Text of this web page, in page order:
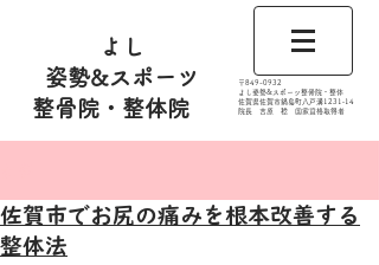
よし
姿勢&スポーツ
整骨院・整体院
​〒849-0932
よし姿勢&スポーツ整骨院・整体
佐賀県佐賀市鍋島町八戸溝1231‐14
​​院長 吉原 稔​ 国家資格取得者
佐賀市でお尻の痛みを根本改善する
整体法